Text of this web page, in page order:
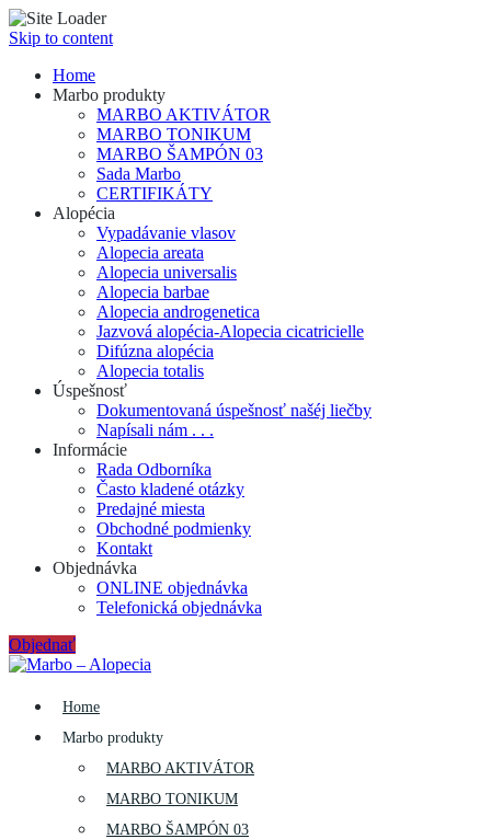
Skip to content
Home
Marbo produkty
MARBO AKTIVÁTOR
MARBO TONIKUM
MARBO ŠAMPÓN 03
Sada Marbo
CERTIFIKÁTY
Alopécia
Vypadávanie vlasov
Alopecia areata
Alopecia universalis
Alopecia barbae
Alopecia androgenetica
Jazvová alopécia-Alopecia cicatricielle
Difúzna alopécia
Alopecia totalis
Úspešnosť
Dokumentovaná úspešnosť našéj liečby
Napísali nám . . .
Informácie
Rada Odborníka
Často kladené otázky
Predajné miesta
Obchodné podmienky
Kontakt
Objednávka
ONLINE objednávka
Telefonická objednávka
Objednať
Home
Marbo produkty
MARBO AKTIVÁTOR
MARBO TONIKUM
MARBO ŠAMPÓN 03